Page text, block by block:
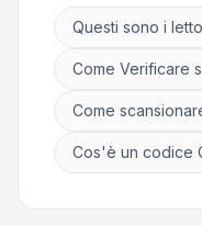
Questi sono i
Come Verificare
Come
Cos'è un codice